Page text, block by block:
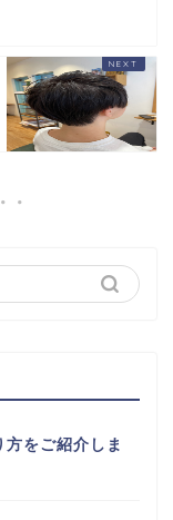
をご紹介しま